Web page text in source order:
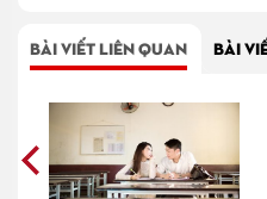
BÀI VIẾT LIÊN QUAN BÀI